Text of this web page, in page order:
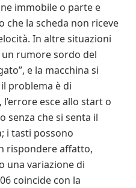
immobile o parte e
che la scheda non riceve
In altre situazioni
un rumore sordo del
e la macchina si
problema è di
esce allo start o
senza che si senta il
i tasti possono
rispondere affatto,
una variazione di
coincide con la